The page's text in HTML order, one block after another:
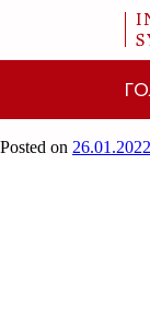
Бізнес-
Posted on 26.01.2022